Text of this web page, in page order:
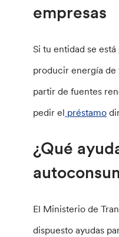
empresas
Si tu entidad se
producir energía
partir de fuentes
pedir el préstamo
¿Qué
El Ministerio de
dispuesto ayudas